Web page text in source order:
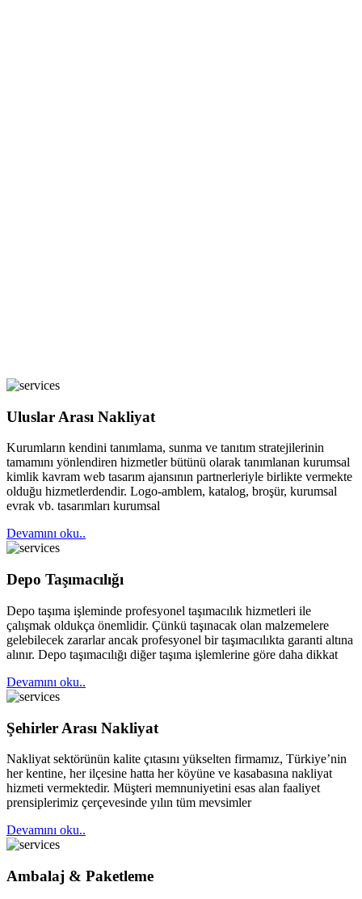
Uluslar Arası Nakliyat
Kurumların kendini tanımlama, sunma ve tanıtım stratejilerinin
tamamını yönlendiren hizmetler bütünü olarak tanımlanan kurumsal
kimlik kavram web tasarım ajansının partnerleriyle birlikte vermekte
olduğu hizmetlerdendir. Logo-amblem, katalog, broşür, kurumsal
evrak vb. tasarımları kurumsal
Devamını oku..
Depo Taşımacılığı
Depo taşıma işleminde profesyonel taşımacılık hizmetleri ile
çalışmak oldukça önemlidir. Çünkü taşınacak olan malzemelere
gelebilecek zararlar ancak profesyonel bir taşımacılıkta garanti altına
alınır. Depo taşımacılığı diğer taşıma işlemlerine göre daha dikkat
Devamını oku..
Şehirler Arası Nakliyat
Nakliyat sektörünün kalite çıtasını yükselten firmamız, Türkiye’nin
her kentine, her ilçesine hatta her köyüne ve kasabasına nakliyat
hizmeti vermektedir. Müşteri memnuniyetini esas alan faaliyet
prensiplerimiz çerçevesinde yılın tüm mevsimler
Devamını oku..
Ambalaj & Paketleme